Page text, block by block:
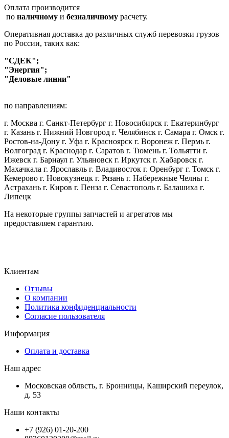
Оплата производится
по наличному и безналичному расчету.
Оперативная доставка до различных служб перевозки грузов
по России, таких как:
"СДЕК";
"Энергия";
"Деловые линии"
по направлениям:
г. Москва г. Санкт-Петербург г. Новосибирск г. Екатеринбург
г. Казань г. Нижний Новгород г. Челябинск г. Самара г. Омск г.
Ростов-на-Дону г. Уфа г. Красноярск г. Воронеж г. Пермь г.
Волгоград г. Краснодар г. Саратов г. Тюмень г. Тольятти г.
Ижевск г. Барнаул г. Ульяновск г. Иркутск г. Хабаровск г.
Махачкала г. Ярославль г. Владивосток г. Оренбург г. Томск г.
Кемерово г. Новокузнецк г. Рязань г. Набережные Челны г.
Астрахань г. Киров г. Пенза г. Севастополь г. Балашиха г.
Липецк
На некоторые группы запчастей и агрегатов мы
предоставляем гарантию.
Клиентам
Отзывы
О компании
Политика конфиденциальности
Согласие пользователя
Информация
Оплата и доставка
Наш адрес
Московская облвсть, г. Бронницы, Каширский переулок,
д. 53
Наши контакты
+7 (926) 01-20-200